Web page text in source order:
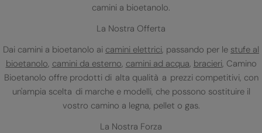
camini a bioetanolo.
La Nostra Offerta
Dai camini a bioetanolo ai camini elettrici, passando per le stufe al
bioetanolo, camini da esterno, camini ad acqua, bracieri, Camino
Bioetanolo offre prodotti di alta qualità a prezzi competitivi, con
un'ampia scelta di marche e modelli, che possono sostituire il
vostro camino a legna, pellet o gas.
La Nostra Forza